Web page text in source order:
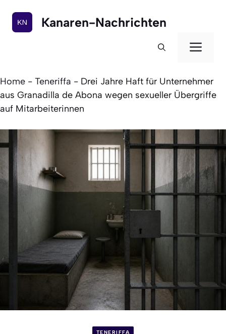
Inhalt
springen
Kanaren-Nachrichten
Home - Teneriffa - Drei Jahre Haft für Unternehmer
aus Granadilla de Abona wegen sexueller Übergriffe
auf Mitarbeiterinnen
TENERIFFA